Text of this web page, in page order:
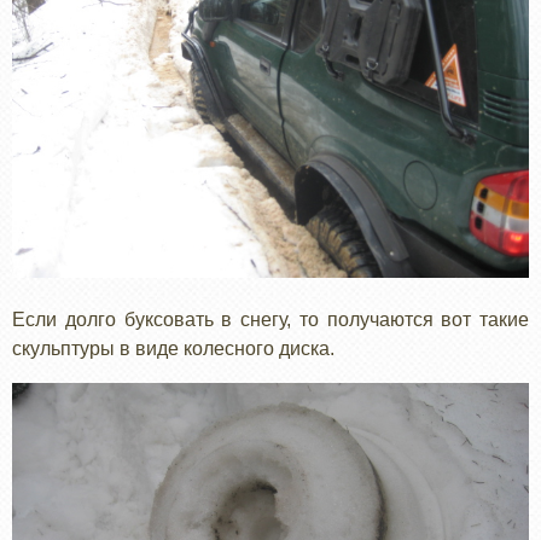
Если долго буксовать в снегу, то получаются вот такие
скульптуры в виде колесного диска.